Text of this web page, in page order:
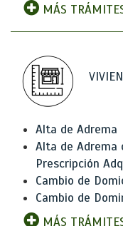
MÁS
Alta de Adrema
Alta de Adrema
Prescripción
Cambio de
Cambio de
MÁS